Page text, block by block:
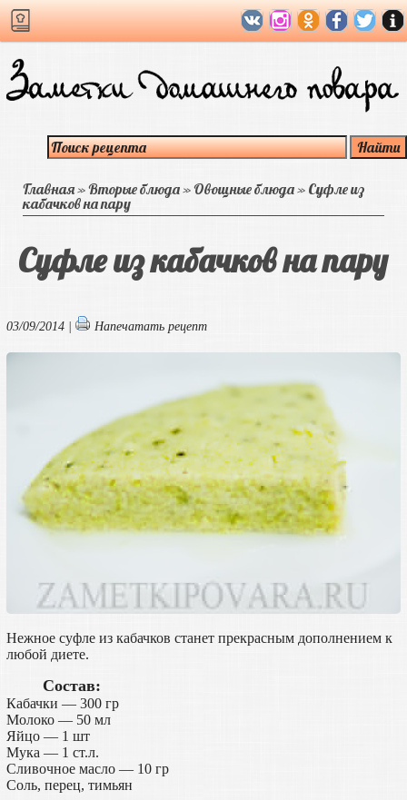
Главная»Вторые блюда»Овощные блюда» Суфле из
кабачков на пару
Суфле из кабачков на пару
03/09/2014 | Напечатать рецепт
Нежное суфле из кабачков станет прекрасным дополнением к
любой диете.
Состав:
Кабачки — 300 гр
Молоко — 50 мл
Яйцо — 1 шт
Мука — 1 ст.л.
Сливочное масло — 10 гр
Соль, перец, тимьян